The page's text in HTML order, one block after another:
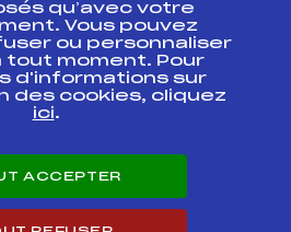
Formation, Suivi
qu’avec votre
Vous pouvez
ou personnaliser
tout moment. Pour
d'informations sur
des cookies, cliquez
ici.
ACCEPTER